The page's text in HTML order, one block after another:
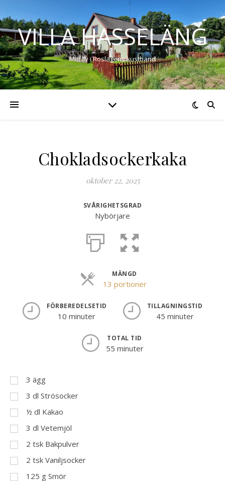
VILLA HASSELÄNG
Mitt liv i Roslagens kustband
Chokladsockerkaka
oktober 22, 2025
SVÅRIGHETSGRAD
Nybörjare
MÄNGD
13 portionerPortioner
FÖRBEREDELSETID
10 minuter
TILLAGNINGSTID
45 minuter
TOTAL TID
55 minuter
3 ägg
3 dl Strösocker
½ dl Kakao
3 dl Vetemjöl
2 tsk Bakpulver
2 tsk Vaniljsocker
125 g Smör